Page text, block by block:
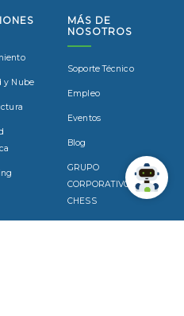
y Nube
MÁS DE
NOSOTROS
Soporte Técnico
Empleo
Eventos
Blog
GRUPO
CORPORATIVO
CHESS